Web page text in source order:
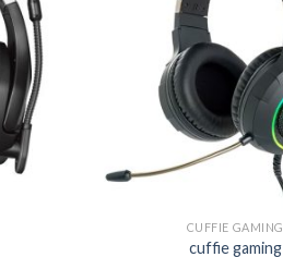
CUFFIE GAMING
cuffie gaming